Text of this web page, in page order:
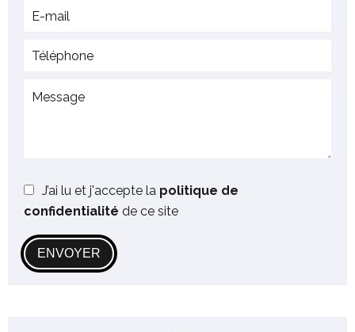
J’ai lu et j'accepte la politique de
confidentialité de ce site
ENVOYER